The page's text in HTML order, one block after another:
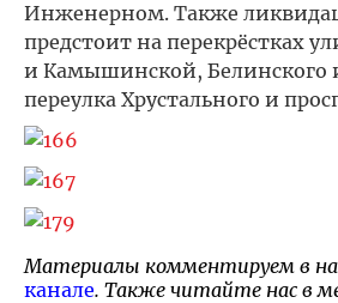
Инженерном. Также
предстоит на перекрёстках
и Камышинской, Белинского
переулка Хрустального и
Материалы комментируем в
канале. Также читайте нас в